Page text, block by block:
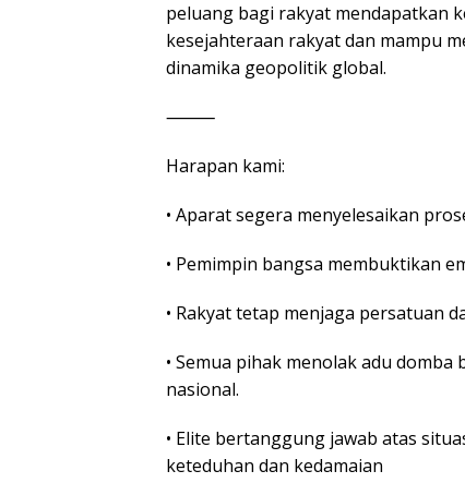
peluang bagi rakyat mendapatkan
kesejahteraan rakyat dan mampu
dinamika geopolitik global.
⸻
Harapan kami:
• Aparat segera menyelesaikan
• Pemimpin bangsa membuktikan
• Rakyat tetap menjaga persatuan
• Semua pihak menolak adu
nasional.
• Elite bertanggung jawab atas
keteduhan dan kedamaian